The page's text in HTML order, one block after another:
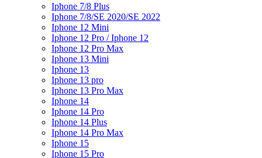
Iphone 7/8 Plus
Iphone 7/8/SE 2020/SE 2022
Iphone 12 Mini
Iphone 12 Pro / Iphone 12
Iphone 12 Pro Max
Iphone 13 Mini
Iphone 13
Iphone 13 pro
Iphone 13 Pro Max
Iphone 14
Iphone 14 Pro
Iphone 14 Plus
Iphone 14 Pro Max
Iphone 15
Iphone 15 Pro